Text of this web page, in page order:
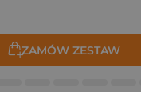
ZAMÓW ZESTAW